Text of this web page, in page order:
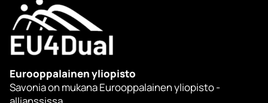
Eurooppalainen yliopisto
Savonia on mukana Eurooppalainen yliopisto -